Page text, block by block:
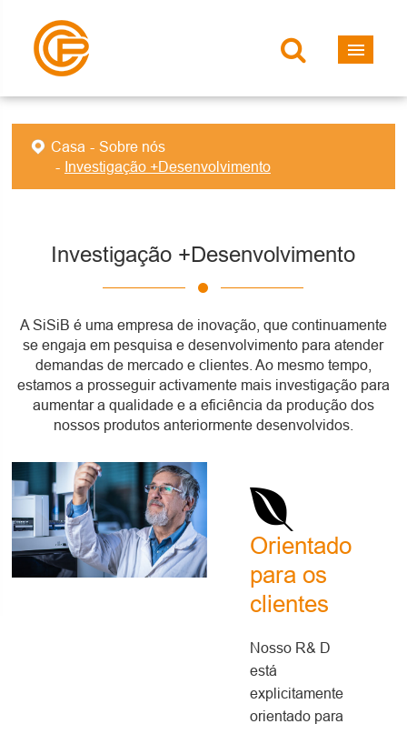
Casa
Sobre nós
Investigação +Desenvolvimento
Investigação +Desenvolvimento
A SiSiB é uma empresa de inovação, que continuamente
se engaja em pesquisa e desenvolvimento para atender
demandas de mercado e clientes. Ao mesmo tempo,
estamos a prosseguir activamente mais investigação para
aumentar a qualidade e a eficiência da produção dos
nossos produtos anteriormente desenvolvidos.
Orientado
para os
clientes
Nosso R& D
está
explicitamente
orientado para